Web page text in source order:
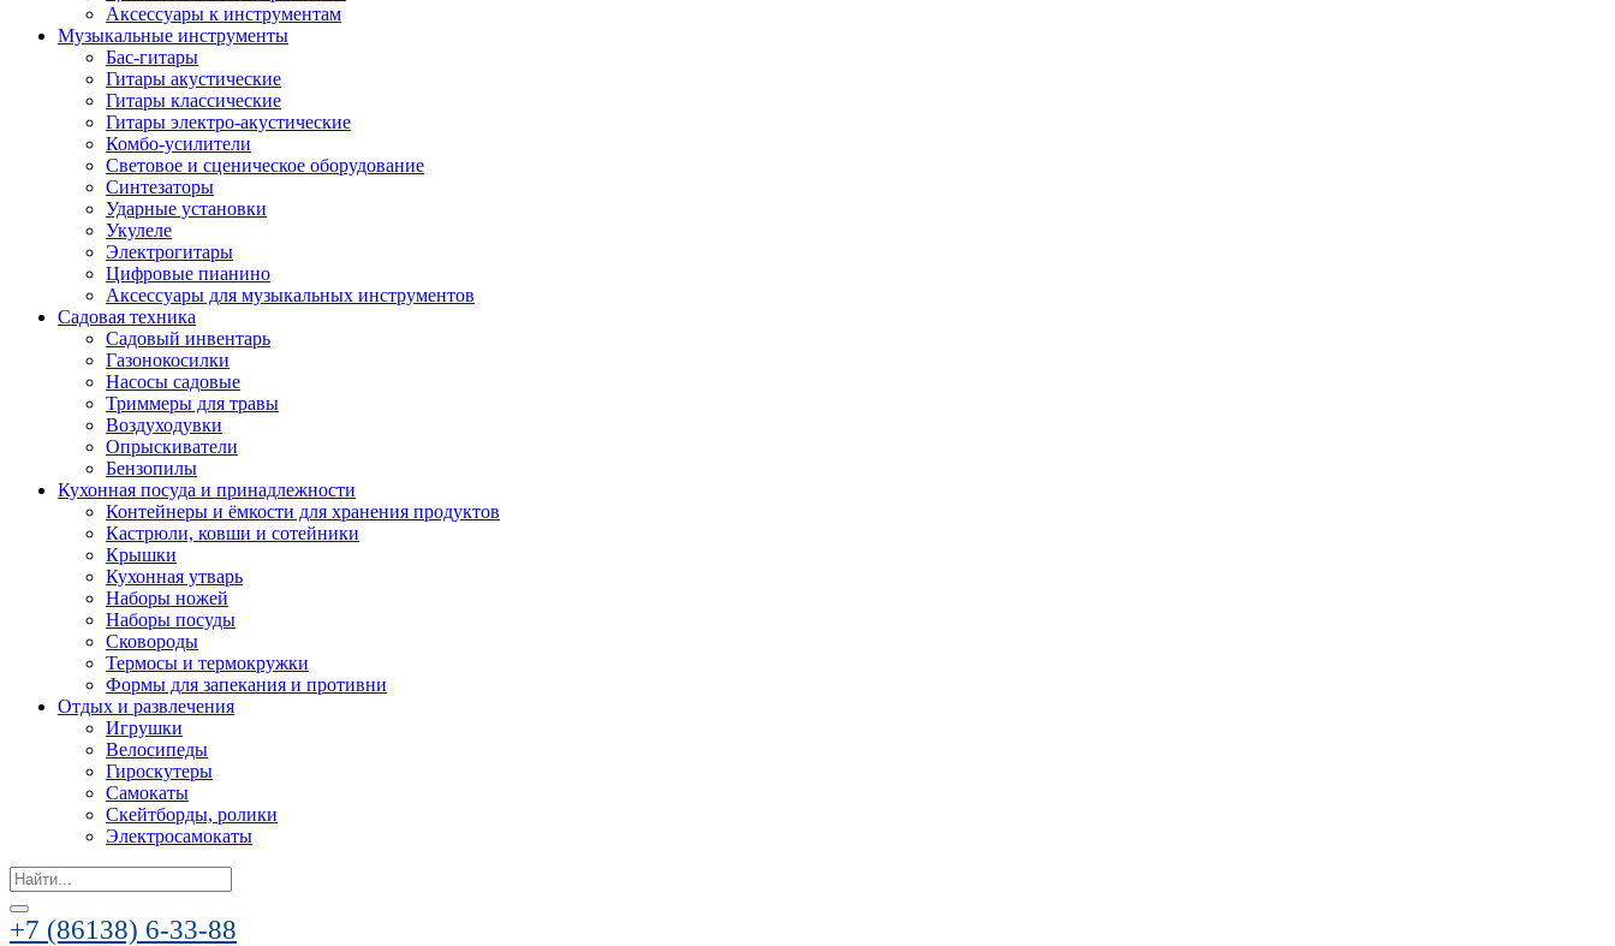
Аксессуары к инструментам
Музыкальные инструменты
Бас-гитары
Гитары акустические
Гитары классические
Гитары электро-акустические
Комбо-усилители
Световое и сценическое оборудование
Синтезаторы
Ударные установки
Укулеле
Электрогитары
Цифровые пианино
Аксессуары для музыкальных инструментов
Садовая техника
Садовый инвентарь
Газонокосилки
Насосы садовые
Триммеры для травы
Воздуходувки
Опрыскиватели
Бензопилы
Кухонная посуда и принадлежности
Контейнеры и ёмкости для хранения продуктов
Кастрюли, ковши и сотейники
Крышки
Кухонная утварь
Наборы ножей
Наборы посуды
Сковороды
Термосы и термокружки
Формы для запекания и противни
Отдых и развлечения
Игрушки
Велосипеды
Гироскутеры
Самокаты
Скейтборды, ролики
Электросамокаты
Search
for:
+7 (86138) 6-33-88